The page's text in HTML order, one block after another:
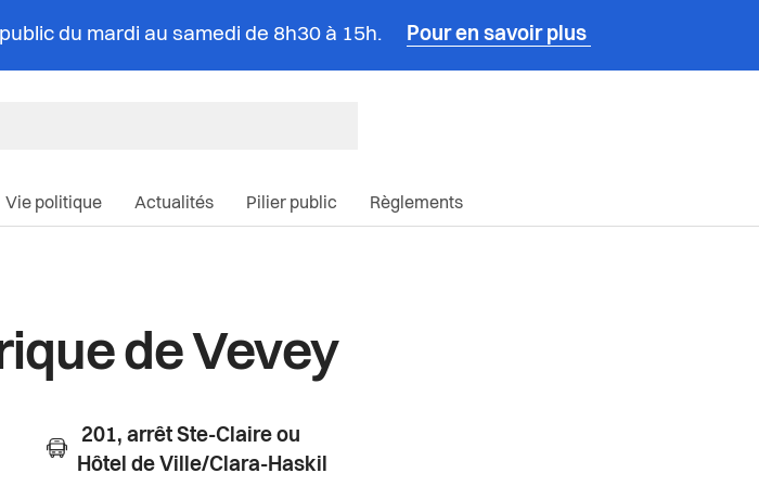
du mardi au samedi de 8h30 à 15h. Pour en savoir plus
Vie politique Actualités Pilier public Règlements
de Vevey
201, arrêt Ste-Claire ou
Hôtel de Ville/Clara-Haskil